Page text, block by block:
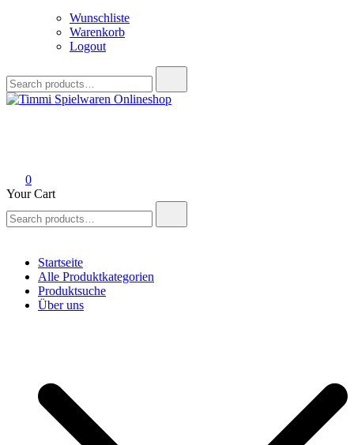
Wunschliste
Warenkorb
Logout
for:
0
Your Cart
for:
Startseite
Alle Produktkategorien
Produktsuche
Über uns